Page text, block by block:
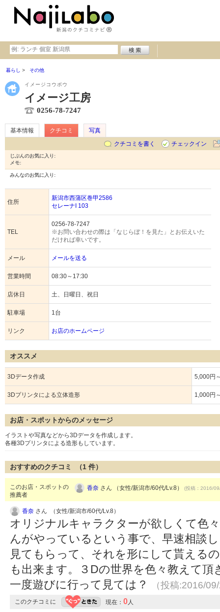
暮らし その他
イメージコウボウ
イメージ工房
0256-78-7247
基本情報 クチコミ
写真
クチコミを書く
チェックイン
じぶんのお気に入り:
メモ:
みんなのお気に入り:
住所
新潟市西蒲区巻甲2586
セレーナI 103
TEL
0256-78-7247
※お問い合わせの際は「なじらぼ！を見た」とお伝えいた
だければ幸いです。
メール メールを送る
営業時間 08:30～17:30
店休日 土、日曜日、祝日
駐車場 1台
リンク お店のホームページ
オススメ
3Dデータ作成 5,000円
3Dプリンタによる立体造形 1,000円
お店・スポットからのメッセージ
イラストや写真などから3Dデータを作成します。
各種3Dプリンタによる造形もしています。
おすすめのクチコミ （1 件）
このお店・スポットの
推薦者
香奈 さん （女性/新潟市/60代/Lv.8） (投稿：2016/
香奈 さん （女性/新潟市/60代/Lv.8）
オリジナルキャラクターが欲しくて色
んがやっているという事で、早速相談
見てもらって、それを形にして貰える
も出来ます。３Dの世界を色々教えて
一度遊びに行って見ては？
（投稿:2016/
このクチコミに 現在： 0人